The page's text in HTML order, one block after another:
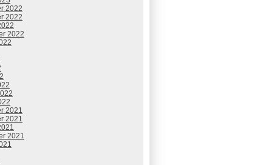
2022
2022
2022
2021
2021
2021